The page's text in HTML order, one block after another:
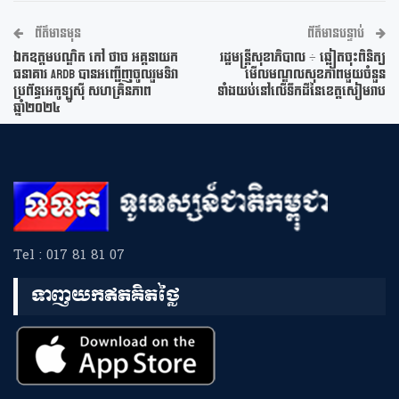
ព័ត៌មានមុន
ឯកឧត្តមបណ្ឌិត កៅ ថាច អគ្គនាយក
ធនាគារ ARDB បានអញ្ជើញចូលរួមទិវា
ប្រព័ន្ធអេកូឡូស៊ី សហគ្រិនភាព
ឆ្នាំ២០២៤
ព័ត៌មានបន្ទាប់
រដ្ឋមន្ត្រីសុខាភិបាល ÷ ឆ្លៀតចុះពិនិត្យ
មើលមណ្ឌលសុខភាពមួយចំនួន
ទាំងយប់នៅលើទឹកដីនៃខេត្តសៀមរាប
Tel : 017 81 81 07
ទាញយកឥតគិតថ្លៃ